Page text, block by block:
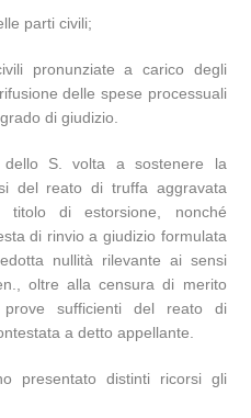
parti civili;
pronunziate a carico degli
delle spese processuali
di giudizio.
S. volta a sostenere la
del reato di truffa aggravata
titolo di estorsione, nonché
di rinvio a giudizio formulata
nullità rilevante ai sensi
oltre alla censura di merito
sufficienti del reato di
a detto appellante.
presentato distinti ricorsi gli